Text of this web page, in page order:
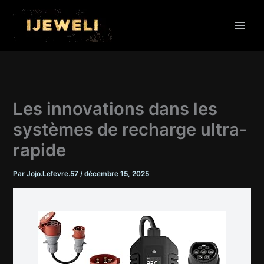
contenu
Les innovations dans les
systèmes de recharge ultra-
rapide
ParJojo.Lefevre.57/décembre 15, 2025